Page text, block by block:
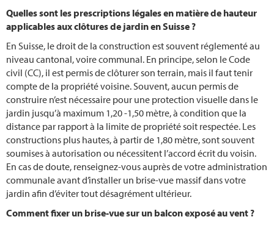
Quelles sont les prescriptions légales en matière de hauteur
applicables aux clôtures de jardin en Suisse ?
En Suisse, le droit de la construction est souvent réglementé au
niveau cantonal, voire communal. En principe, selon le Code
civil (CC), il est permis de clôturer son terrain, mais il faut tenir
compte de la propriété voisine. Souvent, aucun permis de
construire n’est nécessaire pour une protection visuelle dans le
jardin jusqu’à maximum 1,20 -1,50 mètre, à condition que la
distance par rapport à la limite de propriété soit respectée. Les
constructions plus hautes, à partir de 1,80 mètre, sont souvent
soumises à autorisation ou nécessitent l’accord écrit du voisin.
En cas de doute, renseignez-vous auprès de votre administration
communale avant d’installer un brise-vue massif dans votre
jardin afin d’éviter tout désagrément ultérieur.
Comment fixer un brise-vue sur un balcon exposé au vent ?